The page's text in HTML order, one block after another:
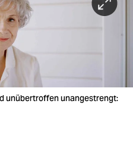
unübertroffen unangestrengt: